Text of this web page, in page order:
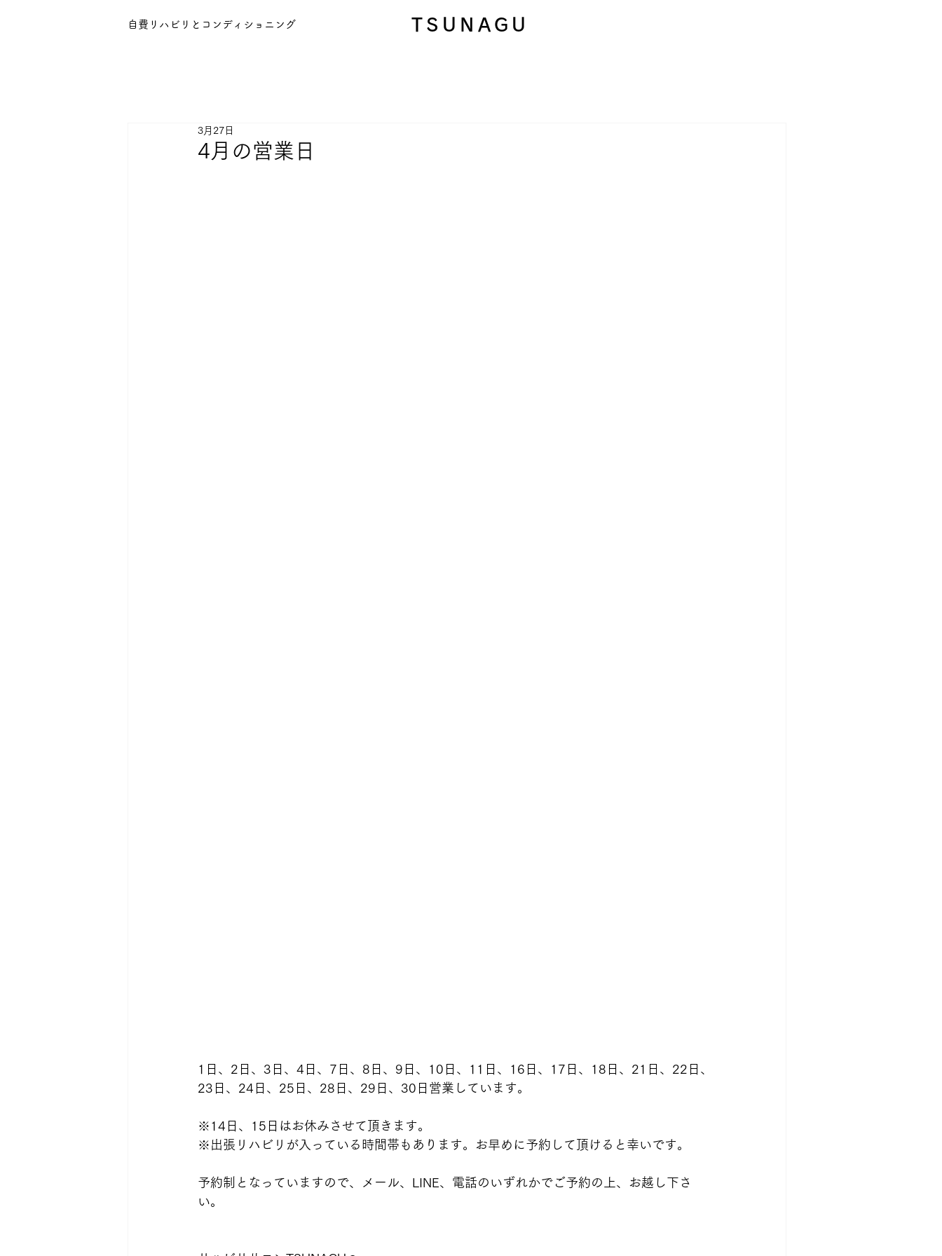
自費リハビリとコンディショニング TSUNAGU
4月の営業日
3月27日
1日、2日、3日、4日、7日、8日、9日、10日、11日、16日、17日、18日、21日、22日、
23日、24日、25日、28日、29日、30日営業しています。
※14日、15日はお休みさせて頂きます。
※出張リハビリが入っている時間帯もあります。お早めに予約して頂けると幸いです。
予約制となっていますので、メール、LINE、電話のいずれかでご予約の上、お越し下さ
い。